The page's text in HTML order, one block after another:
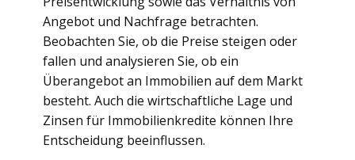
Angebot und Nachfrage betrachten.
Beobachten Sie, ob die Preise steigen oder
fallen und analysieren Sie, ob ein
Überangebot an Immobilien auf dem Markt
besteht. Auch die wirtschaftliche Lage und
Zinsen für Immobilienkredite können Ihre
Entscheidung beeinflussen.